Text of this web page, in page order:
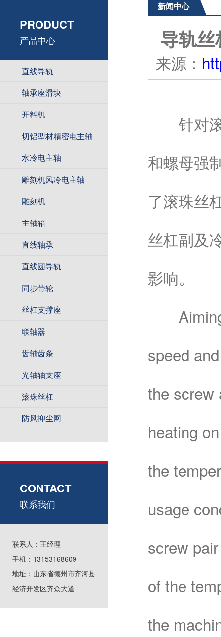
PRODUCT
产品中心
直线导轨
轴承座滑块
开料机
切铝型材精密电主轴
水冷电主轴
雕刻机风冷电主轴
雕刻机
主轴箱
直线轴承
直线圆导轨
同步带轮
丝杠支撑座
联轴器
齿轴齿条
光轴轴支座
滚珠丝杠
防风抑尘网
CONTACT
联系我们
联系人：王经理
手机：13153168609
地址：山东省德州市齐河县
经济开发区齐众大道
新闻中心
导轨
来源：
针对滚
和螺母强
了滚珠丝
丝杠副及
影响。
Aiming
speed
the screw
heating
the
usage
screw
of the
the